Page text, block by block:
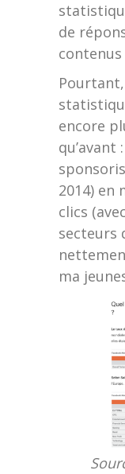
de
encore
qu’avant
2014) en
clics
secteurs
ma